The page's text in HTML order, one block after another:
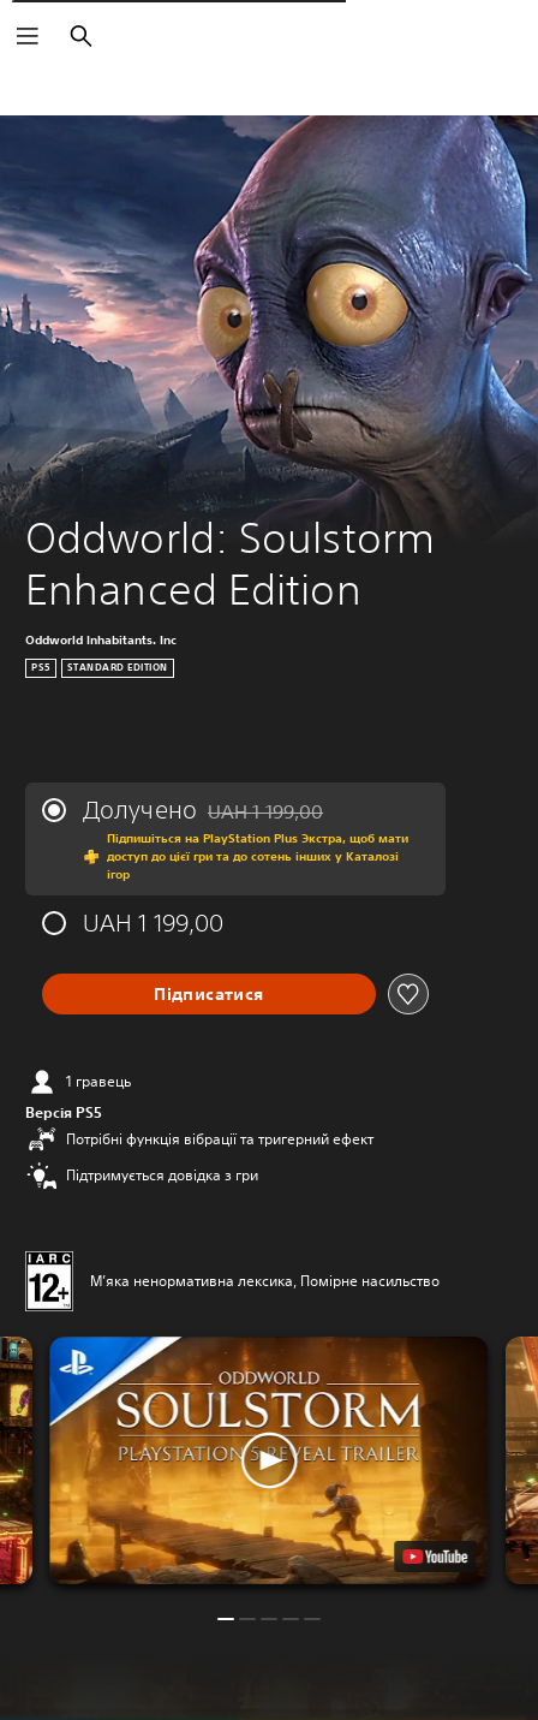
Пошук
Oddworld: Soulstorm
Enhanced Edition
Oddworld Inhabitants. Inc
PS5 STANDARD EDITION
Долучено Знижка від початкової ціни UAH 1
UAH 1 199,00
Підпишіться на PlayStation Plus Экстра, щоб мати
доступ до цієї гри та до сотень інших у Каталозі
ігор
UAH 1 199,00
Підписатися
1 гравець
Версія PS5
Потрібні функція вібрації та тригерний ефект
Підтримується довідка з гри
М’яка ненормативна лексика, Помірне насильство